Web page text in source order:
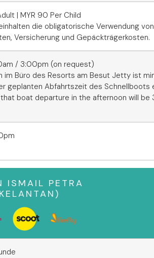
| MYR 90 Per Child
die obligatorische Verwendung von
Versicherung und Gepäckträgerkosten.
/ 3:00pm (on request)
im Büro des Resorts am Besut Jetty ist
geplanten Abfahrtszeit des Schnellboots
boat departure in the afternoon will be
ISMAIL PETRA